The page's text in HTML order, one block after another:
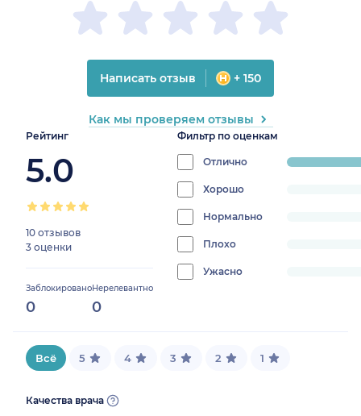
Рейтинг
5.0
10 отзывов
3 оценки
Заблокировано
0
Нерелевантно
0
Фильтр по оценкам
Отлично
progress:
Хорошо
0%
Нормально
0%
Плохо
progress:
Ужасно
0%
Написать отзыв + 150
Как мы проверяем отзывы
Всё 5 4 3 2 1
Качества врача